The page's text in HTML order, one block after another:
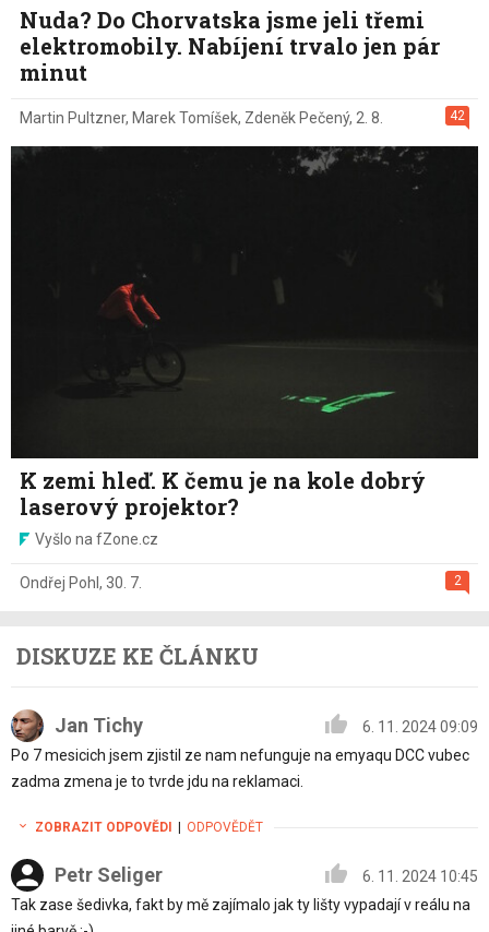
Nuda? Do Chorvatska jsme jeli třemi
elektromobily. Nabíjení trvalo jen pár
minut
42
Martin Pultzner, Marek Tomíšek, Zdeněk Pečený, 2. 8.
K zemi hleď. K čemu je na kole dobrý
laserový projektor?
Vyšlo na fZone.cz
2
Ondřej Pohl , 30. 7.
DISKUZE KE ČLÁNKU
Jan Tichy
6. 11. 2024 09:09
Po 7 mesicich jsem zjistil ze nam nefunguje na emyaqu DCC vubec
zadma zmena je to tvrde jdu na reklamaci.
ZOBRAZIT ODPOVĚDI | ODPOVĚDĚT
Petr Seliger
6. 11. 2024 10:45
Tak zase šedivka, fakt by mě zajímalo jak ty lišty vypadají v reálu na